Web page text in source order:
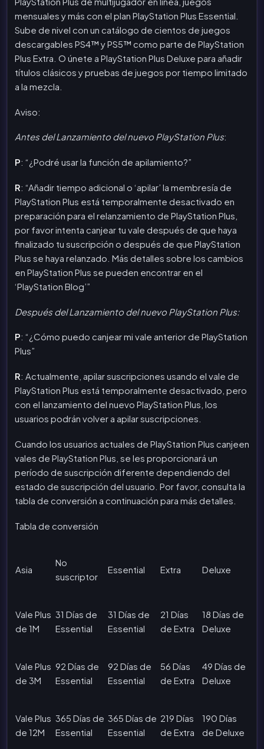
mensuales y más con el plan PlayStation Plus Essential.
Sube de nivel con un catálogo de cientos de juegos
descargables PS4™ y PS5™ como parte de PlayStation
Plus Extra. O únete a PlayStation Plus Deluxe para añadir
títulos clásicos y pruebas de juegos por tiempo limitado
a la mezcla.
Aviso:
Antes del Lanzamiento del nuevo PlayStation Plus:
P: “¿Podré usar la función de apilamiento?”
R: “Añadir tiempo adicional o ‘apilar’ la membresía de
PlayStation Plus está temporalmente desactivado en
preparación para el relanzamiento de PlayStation Plus,
por favor intenta canjear tu vale después de que haya
finalizado tu suscripción o después de que PlayStation
Plus se haya relanzado. Más detalles sobre los cambios
en PlayStation Plus se pueden encontrar en el
‘PlayStation Blog’”
Después del Lanzamiento del nuevo PlayStation Plus:
P: “¿Cómo puedo canjear mi vale anterior de PlayStation
Plus”
R: Actualmente, apilar suscripciones usando el vale de
PlayStation Plus está temporalmente desactivado, pero
con el lanzamiento del nuevo PlayStation Plus, los
usuarios podrán volver a apilar suscripciones.
Cuando los usuarios actuales de PlayStation Plus canjeen
vales de PlayStation Plus, se les proporcionará un
período de suscripción diferente dependiendo del
estado de suscripción del usuario. Por favor, consulta la
tabla de conversión a continuación para más detalles.
Tabla de conversión
Asia
No
suscriptor
Essential Extra Deluxe
Vale Plus
de 1M
31 Días de
Essential
31 Días de
Essential
21 Días
de Extra
18 Días de
Deluxe
Vale Plus
de 3M
92 Días de
Essential
92 Días de
Essential
56 Días
de Extra
49 Días de
Deluxe
Vale Plus
de 12M
365 Días de
Essential
365 Días de
Essential
219 Días
de Extra
190 Días
de Deluxe